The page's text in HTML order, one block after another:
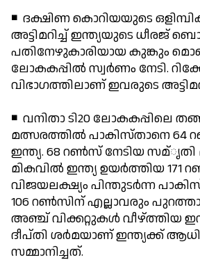
◾ ദക്ഷിണ കൊറിയയുടെ ഒളിമ്പിക്
അട്ടിമറിച്ച് ഇന്ത്യയുടെ ധീരജ്
പതിനേഴുകാരിയായ കുങ്കും
ലോകകപ്പില്‍ സ്വര്‍ണം നേടി.
വിഭാഗത്തിലാണ് ഇവരുടെ
◾ വനിതാ ടി20 ലോകകപ്പിലെ
മത്സരത്തില്‍ പാകിസ്താനെ
ഇന്ത്യ. 68 റണ്‍സ് നേടിയ സമ്ൃതി
മികവില്‍ ഇന്ത്യ ഉയര്‍ത്തിയ 171
വിജയലക്ഷ്യം പിന്തുടര്‍ന്ന
106 റണ്‍സിന് എല്ലാവരും
അഞ്ച് വിക്കറ്റുകള്‍ വീഴ്ത്തിയ
ദീപ്തി ശര്‍മയാണ് ഇന്ത്യക്ക്
സമ്മാനിച്ചത്.